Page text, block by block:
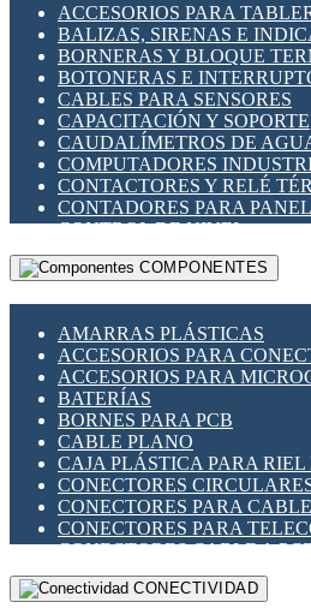
ACCESORIOS PARA
BALIZAS, SIRENAS E
BORNERAS Y BLOQUE
BOTONERAS E
CABLES PARA SENSORES
CAPACITACIÓN Y SOPORTE
CAUDALÍMETROS DE
COMPUTADORES
CONTACTORES Y RELÉ
CONTADORES PARA PANEL
CONTROL DE NIVEL
CONTROL PARA
CONTROL DE
ENCHUFES INDUSTRIALES
INDICADORES PARA
INTERFACES DE RELÉ
INTERRUPTORES FIN DE
LLAVES CONMUTADORAS
MEDIDORES DE ENERGÍA Y
MOTORES PASO A PASO
PANTALLAS HMI
PLC -CONTROLADORES
PROGRAMADORES DE
RELÉS DE PROTECCIÓN
SENSORES CAPACITIVOS
COMPONENTES
AMARRAS PLÁSTICAS
ACCESORIOS PARA
ACCESORIOS PARA
BATERÍAS
BORNES PARA PCB
CABLE PLANO
CAJA PLÁSTICA PARA RIEL
CONECTORES
CONECTORES PARA CABLE
CONECTORES PARA
CONECTORES CABLE A
CONECTORES PCB A CABLE
DIP SWITCHESCONECTIVIDAD